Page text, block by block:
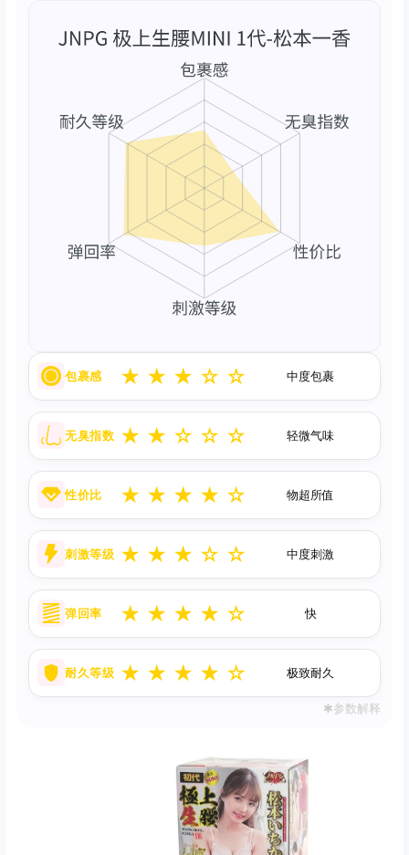
包裹感 ★ ★ ★ ☆ ☆ 中度包裹
无臭指数 ★ ★ ☆ ☆ ☆ 轻微气味
性价比 ★ ★ ★ ★ ☆ 物超所值
刺激等级 ★ ★ ★ ☆ ☆ 中度刺激
弹回率 ★ ★ ★ ★ ☆ 快
耐久等级 ★ ★ ★ ★ ☆ 极致耐久
✱参数解释